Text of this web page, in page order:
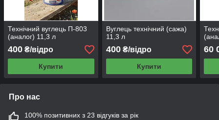
Технічний вуглець П-803
(аналог) 11,3 л
400 ₴/відро
Купити
Вуглець технічний (сажа)
11,3 л
400₴/відро
Купити
60
Про нас
100% позитивних з 23 відгуків за рік